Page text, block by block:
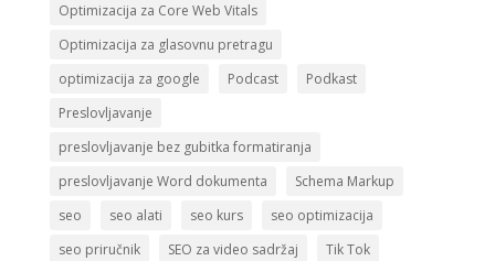
Optimizacija za Core Web Vitals
Optimizacija za glasovnu pretragu
optimizacija za google
Podcast
Podkast
Preslovljavanje
preslovljavanje bez gubitka formatiranja
preslovljavanje Word dokumenta
Schema Markup
seo
seo alati seo kurs
seo optimizacija
seo priručnik
SEO za video sadržaj
Tik Tok